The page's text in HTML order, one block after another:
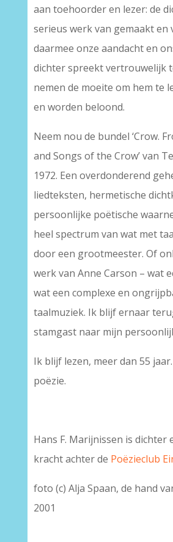
aan toehoorder en lezer: de
serieus werk van gemaakt en
daarmee onze aandacht en
dichter spreekt vertrouwelijk
nemen de moeite om hem te
en worden beloond.
Neem nou de bundel ‘Crow.
and Songs of the Crow’ van
1972. Een overdonderend
liedteksten, hermetische
persoonlijke poëtische
heel spectrum van wat met
door een grootmeester. Of
werk van Anne Carson – wat
wat een complexe en
taalmuziek. Ik blijf ernaar
stamgast naar mijn
Ik blijf lezen, meer dan 55
poëzie.
Hans F. Marijnissen is dichter
kracht achter de Poëzieclub
foto (c) Alja Spaan, de hand
2001